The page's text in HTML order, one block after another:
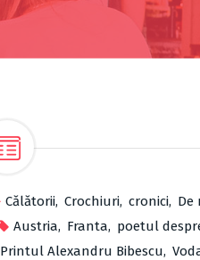
Cǎlǎtorii, Crochiuri, cronici, De
Austria, Franta, poetul
Printul Alexandru Bibescu,